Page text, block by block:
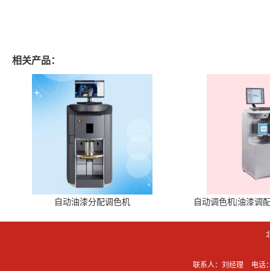
相关产品：
自动油漆分配调色机 自动调色机|油漆调
联系人：刘经理 电话